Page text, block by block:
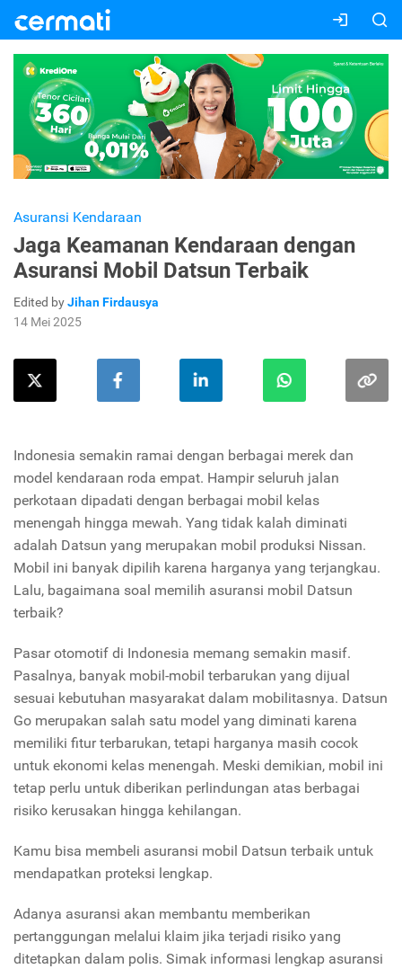
Asuransi Kendaraan
Jaga Keamanan Kendaraan dengan
Asuransi Mobil Datsun Terbaik
Edited byJihan Firdausya
14 Mei 2025
Indonesia semakin ramai dengan berbagai merek dan
model kendaraan roda empat. Hampir seluruh jalan
perkotaan dipadati dengan berbagai mobil kelas
menengah hingga mewah. Yang tidak kalah diminati
adalah Datsun yang merupakan mobil produksi Nissan.
Mobil ini banyak dipilih karena harganya yang terjangkau.
Lalu, bagaimana soal memilih asuransi mobil Datsun
terbaik?
Pasar otomotif di Indonesia memang semakin masif.
Pasalnya, banyak mobil-mobil terbarukan yang dijual
sesuai kebutuhan masyarakat dalam mobilitasnya. Datsun
Go merupakan salah satu model yang diminati karena
memiliki fitur terbarukan, tetapi harganya masih cocok
untuk ekonomi kelas menengah. Meski demikian, mobil ini
tetap perlu untuk diberikan perlindungan atas berbagai
risiko kerusakan hingga kehilangan.
Kamu bisa membeli asuransi mobil Datsun terbaik untuk
mendapatkan proteksi lengkap.
Adanya asuransi akan membantu memberikan
pertanggungan melalui klaim jika terjadi risiko yang
ditetapkan dalam polis. Simak informasi lengkap asuransi